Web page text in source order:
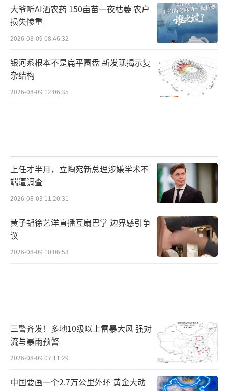
大爷听AI洒农药 150亩苗一夜枯萎 农户
损失惨重
2026-08-09 08:46:32
银河系根本不是扁平圆盘 新发现揭示复
杂结构
2026-08-09 12:06:35
上任才半月，立陶宛新总理涉嫌学术不
端遭调查
2026-08-03 11:20:31
黄子韬徐艺洋直播互扇巴掌 边界感引争
议
2026-08-09 10:06:53
三警齐发！多地10级以上雷暴大风 强对
流与暴雨预警
2026-08-09 07:11:29
中国要画一个2.7万公里外环 黄金大动